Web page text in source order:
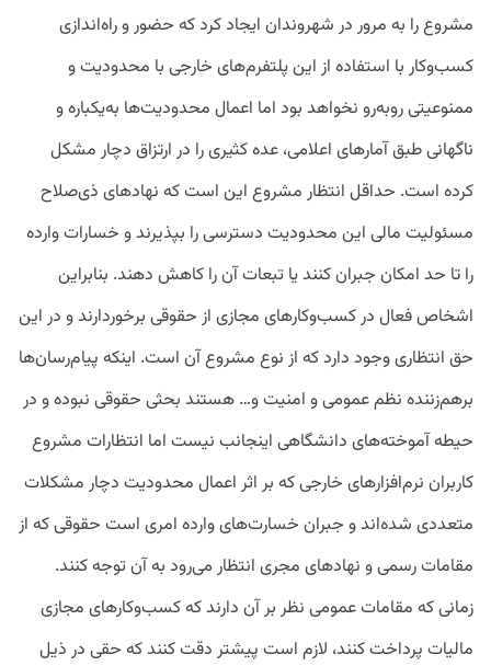
مشروع را به مرور در شهروندان ایجاد کرد که حضور و راه‌اندازی
کسب‌وکار با استفاده از این پلتفرم‌های خارجی با محدودیت و
ممنوعیتی روبه‌رو نخواهد بود اما اعمال محدودیت‌ها به‌یکباره و
ناگهانی طبق آمارهای اعلامی، عده کثیری را در ارتزاق دچار مشکل
کرده است. حداقل انتظار مشروع این است که نهادهای ذی‌صلاح
مسئولیت مالی این محدودیت دسترسی را بپذیرند و خسارات وارده
را تا حد امکان جبران کنند یا تبعات آن را کاهش دهند. بنابراین
اشخاص فعال در کسب‌وکارهای مجازی از حقوقی برخوردارند و در این
حق انتظاری وجود دارد که از نوع مشروع آن است. اینکه پیام‌رسان‌ها
برهم‌زننده نظم عمومی و امنیت و… هستند بحثی حقوقی نبوده و در
حیطه آموخته‌های دانشگاهی اینجانب نیست اما انتظارات مشروع
کاربران نرم‌افزارهای خارجی که بر اثر اعمال محدودیت دچار مشکلات
متعددی شده‌اند و جبران خسارت‌های وارده امری است حقوقی که از
مقامات رسمی و نهادهای مجری انتظار می‌رود به آن توجه کنند.
زمانی که مقامات عمومی نظر بر آن دارند که کسب‌وکارهای مجازی
مالیات پرداخت کنند، لازم است پیشتر دقت کنند که حقی در ذیل